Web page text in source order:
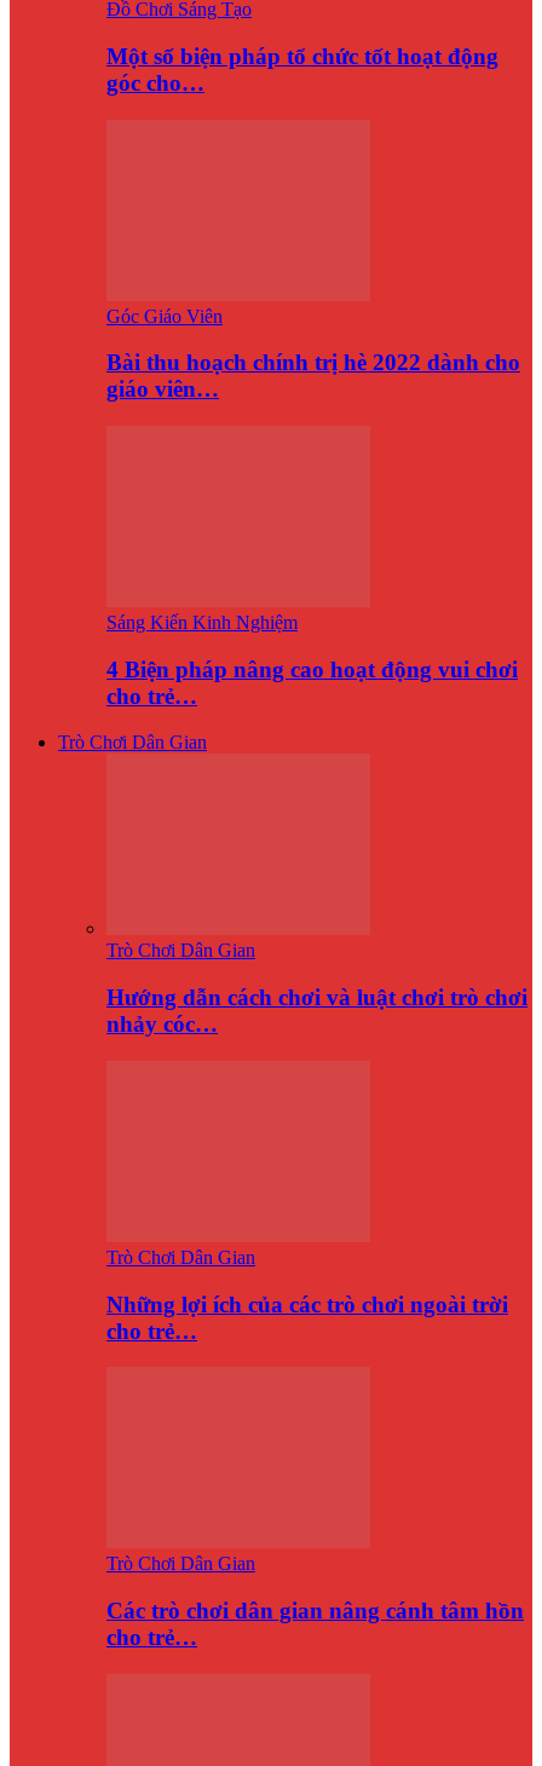
Đồ Chơi Sáng Tạo
Một số biện pháp tổ chức tốt hoạt động
góc cho…
Góc Giáo Viên
Bài thu hoạch chính trị hè 2022 dành cho
giáo viên…
Sáng Kiến Kinh Nghiệm
4 Biện pháp nâng cao hoạt động vui chơi
cho trẻ…
Trò Chơi Dân Gian
Trò Chơi Dân Gian
Hướng dẫn cách chơi và luật chơi trò chơi
nhảy cóc…
Trò Chơi Dân Gian
Những lợi ích của các trò chơi ngoài trời
cho trẻ…
Trò Chơi Dân Gian
Các trò chơi dân gian nâng cánh tâm hồn
cho trẻ…